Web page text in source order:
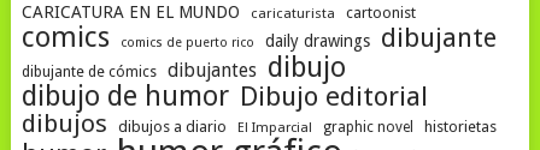
CARICATURA EN EL MUNDO caricaturista cartoonist
comics comics de puerto rico daily drawings dibujante
dibujante de cómics dibujantes dibujo
dibujo de humor Dibujo editorial
dibujos dibujos a diario El Imparcial graphic novel historietas